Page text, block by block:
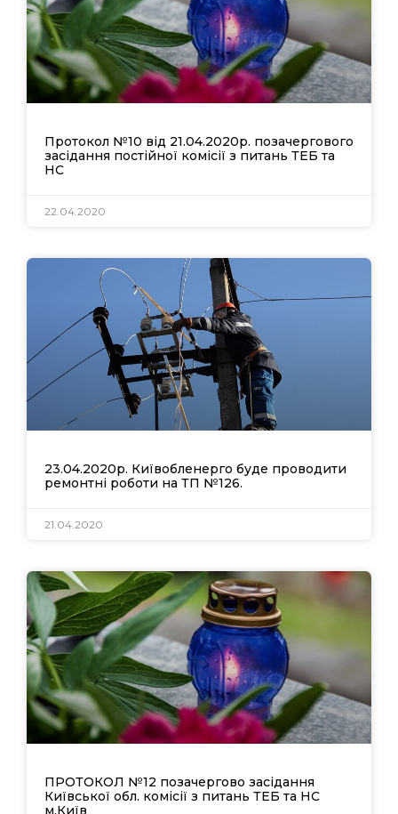
Протокол №10 від 21.04.2020р. позачергового
засідання постійної комісії з питань ТЕБ та
НС
22.04.2020
23.04.2020р. Київобленерго буде проводити
ремонтні роботи на ТП №126.
21.04.2020
ПРОТОКОЛ №12 позачергово засідання
Київської обл. комісії з питань ТЕБ та НС
м.Київ